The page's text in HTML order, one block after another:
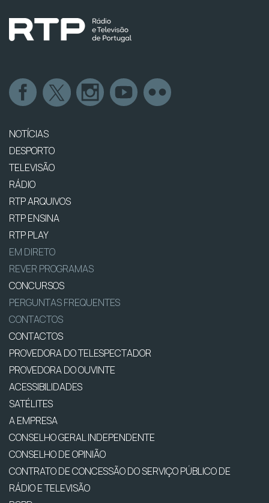
NOTÍCIAS
DESPORTO
TELEVISÃO
RÁDIO
RTP ARQUIVOS
RTP ENSINA
RTP PLAY
EM DIRETO
REVER PROGRAMAS
CONCURSOS
PERGUNTAS FREQUENTES
CONTACTOS
CONTACTOS
PROVEDORA DO TELESPECTADOR
PROVEDORA DO OUVINTE
ACESSIBILIDADES
SATÉLITES
A EMPRESA
CONSELHO GERAL INDEPENDENTE
CONSELHO DE OPINIÃO
CONTRATO DE CONCESSÃO DO SERVIÇO PÚBLICO DE
RÁDIO E TELEVISÃO